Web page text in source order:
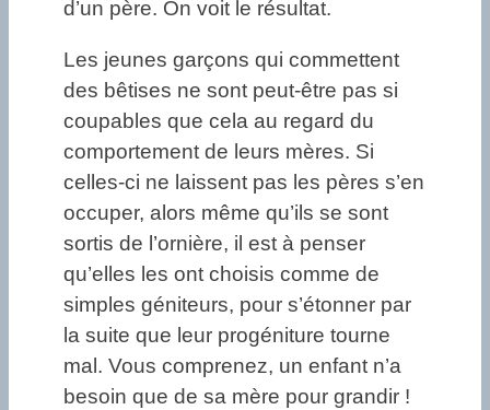
d’un père. On voit le résultat.
Les jeunes garçons qui commettent
des bêtises ne sont peut-être pas si
coupables que cela au regard du
comportement de leurs mères. Si
celles-ci ne laissent pas les pères s’en
occuper, alors même qu’ils se sont
sortis de l’ornière, il est à penser
qu’elles les ont choisis comme de
simples géniteurs, pour s’étonner par
la suite que leur progéniture tourne
mal. Vous comprenez, un enfant n’a
besoin que de sa mère pour grandir !